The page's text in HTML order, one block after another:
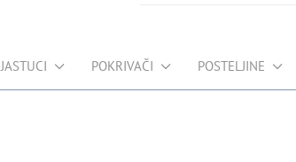
JASTUCI POKRIVAČI POSTELJINE